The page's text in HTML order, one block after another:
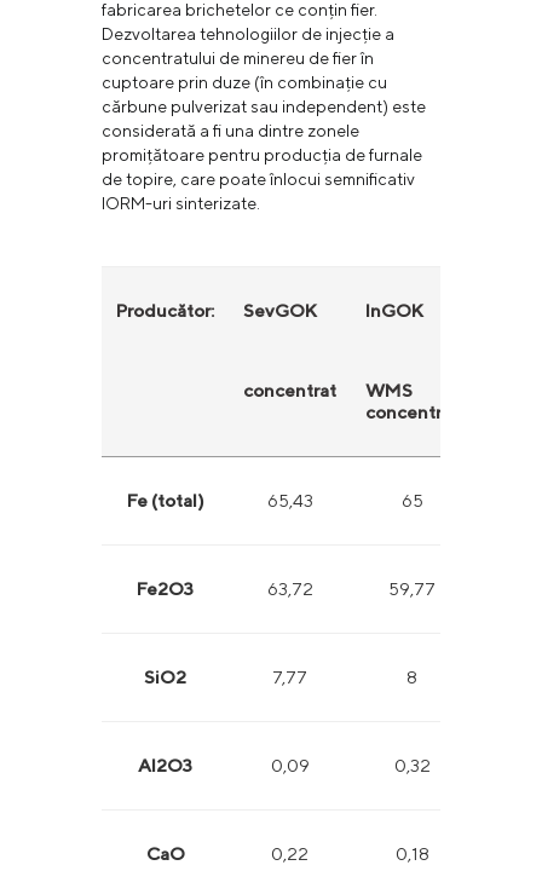
fabricarea brichetelor ce conțin fier.
Dezvoltarea tehnologiilor de injecție a
concentratului de minereu de fier în
cuptoare prin duze (în combinație cu
cărbune pulverizat sau independent) este
considerată a fi una dintre zonele
promițătoare pentru producția de furnale
de topire, care poate înlocui semnificativ
IORM-uri sinterizate.
Producător: SevGOK
concentrat
InGOK
WMS
concentrat
Fe (total) 65,43 65
Fe2O3 63,72 59,77
SiO2 7,77 8
Al2O3 0,09 0,32
CaO 0,22 0,18